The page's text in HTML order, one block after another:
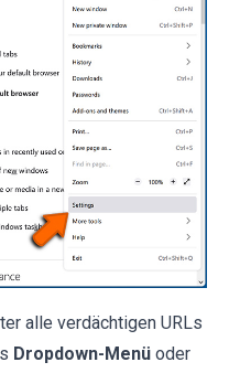
alle verdächtigen URLs
Dropdown-Menü oder